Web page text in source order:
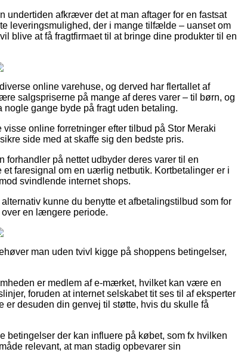
undertiden afkræver det at man aftager for en fastsat
leveringsmulighed, der i mange tilfælde – uanset om
blive at få fragtfirmaet til at bringe dine produkter til en
online varehuse, og derved har flertallet af
salgspriserne på mange af deres varer – til børn, og
gange byde på fragt uden betaling.
online forretninger efter tilbud på Stor Meraki
side med at skaffe sig den bedste pris.
på nettet udbyder deres varer til en
faresignal om en uærlig netbutik. Kortbetalinger er i
svindlende internet shops.
kunne du benytte et afbetalingstilbud som for
en længere periode.
man uden tvivl kigge på shoppens betingelser,
er medlem af e-mærket, hvilket kan være en
foruden at internet selskabet tit ses til af eksperter
desuden din genvej til støtte, hvis du skulle få
betingelser der kan influere på købet, som fx hvilken
relevant, at man stadig opbevarer sin